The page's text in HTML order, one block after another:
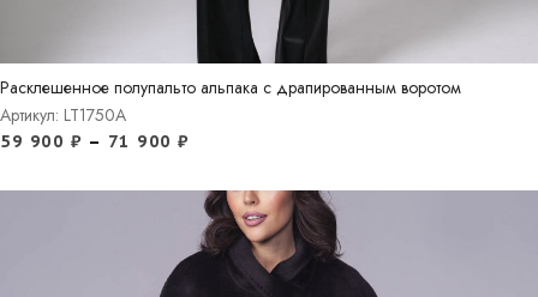
Расклешенное полупальто альпака с драпированным воротом
Артикул: LT1750A
59 900 ₽ – 71 900 ₽